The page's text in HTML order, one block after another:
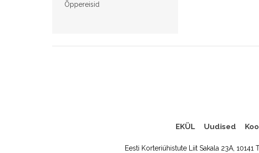
Õppereisid
EKÜL Uudised
Eesti Korteriühistute Liit Sakala 23A, 10141